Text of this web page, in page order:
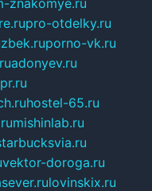
pro-otdelky.ru
porno-vk.ru
adonyev.ru
hostel-65.ru
mishinlab.ru
vektor-doroga.ru
lovinskix.ru